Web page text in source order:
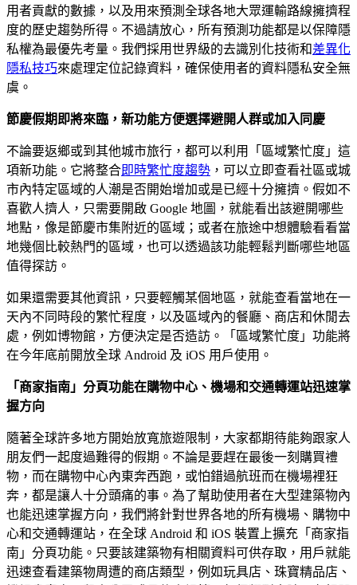
用者貢獻的數據，以及用來預測全球各地大眾運輸路線擁擠程
度的歷史趨勢所得。不過請放心，所有預測功能都是以保障隱
私權為最優先考量。我們採用世界級的去識別化技術和差異化
隱私技巧來處理定位記錄資料，確保使用者的資料隱私安全無
虞。
節慶假期即將來臨，新功能方便選擇避開人群或加入同慶
不論要返鄉或到其他城市旅行，都可以利用「區域繁忙度」這
項新功能。它將整合即時繁忙度趨勢 ，可以立即查看社區或城
市內特定區域的人潮是否開始增加或是已經十分擁擠。假如不
喜歡人擠人，只需要開啟 Google 地圖，就能看出該避開哪些
地點，像是節慶市集附近的區域；或者在旅途中想體驗看看當
地幾個比較熱門的區域，也可以透過該功能輕鬆判斷哪些地區
值得探訪。
如果還需要其他資訊，只要輕觸某個地區，就能查看當地在一
天內不同時段的繁忙程度，以及區域內的餐廳、商店和休閒去
處，例如博物館，方便決定是否造訪。「區域繁忙度」功能將
在今年底前開放全球 Android 及 iOS 用戶使用。
「商家指南」分頁功能在購物中心、機場和交通轉運站迅速掌
握方向
隨著全球許多地方開始放寬旅遊限制，大家都期待能夠跟家人
朋友們一起度過難得的假期。不論是要趕在最後一刻購買禮
物，而在購物中心內東奔西跑，或怕錯過航班而在機場裡狂
奔，都是讓人十分頭痛的事。為了幫助使用者在大型建築物內
也能迅速掌握方向，我們將針對世界各地的所有機場、購物中
心和交通轉運站，在全球 Android 和 iOS 裝置上擴充「商家指
南」分頁功能。只要該建築物有相關資料可供存取，用戶就能
迅速查看建築物周遭的商店類型，例如玩具店、珠寶精品店、